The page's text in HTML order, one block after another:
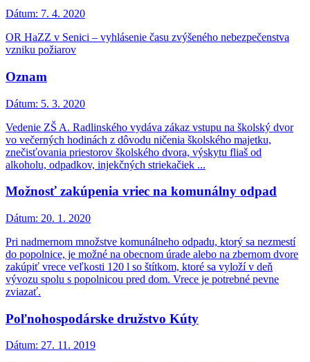
Dátum: 7. 4. 2020
OR HaZZ v Senici – vyhlásenie času zvýšeného nebezpečenstva
vzniku požiarov
Oznam
Dátum: 5. 3. 2020
Vedenie ZŠ A. Radlinského vydáva zákaz vstupu na školský dvor
vo večerných hodinách z dôvodu ničenia školského majetku,
znečisťovania priestorov školského dvora, výskytu fliaš od
alkoholu, odpadkov, injekčných striekačiek ...
Možnosť zakúpenia vriec na komunálny odpad
Dátum: 20. 1. 2020
Pri nadmernom množstve komunálneho odpadu, ktorý sa nezmestí
do popolnice, je možné na obecnom úrade alebo na zbernom dvore
zakúpiť vrece veľkosti 120 l so štítkom, ktoré sa vyloží v deň
vývozu spolu s popolnicou pred dom. Vrece je potrebné pevne
zviazať.
Poľnohospodárske družstvo Kúty
Dátum: 27. 11. 2019